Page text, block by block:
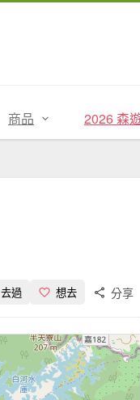
商品 2026 森
去過 想去 分享